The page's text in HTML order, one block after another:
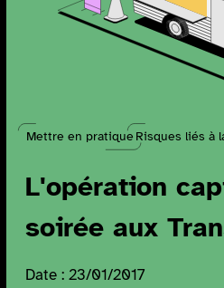
Mettre en pratique Risques liés à
L'opération
soirée aux
Date : 23/01/2017